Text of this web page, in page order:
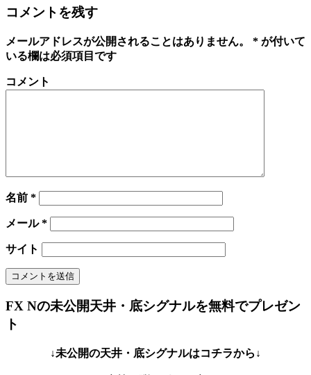
コメントを残す
メールアドレスが公開されることはありません。 * が付いて
いる欄は必須項目です
コメント
名前 *
メール*
サイト
FX Nの未公開天井・底シグナルを無料でプレゼン
ト
↓未公開の天井・底シグナルはコチラから↓